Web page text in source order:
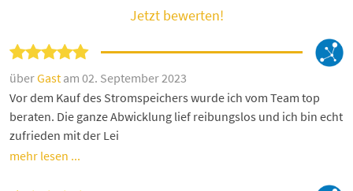
Jetzt bewerten!
überGast am 02. September 2023
Vor dem Kauf des Stromspeichers wurde ich vom Team top
beraten. Die ganze Abwicklung lief reibungslos und ich bin echt
zufrieden mit der Lei
mehr lesen ...